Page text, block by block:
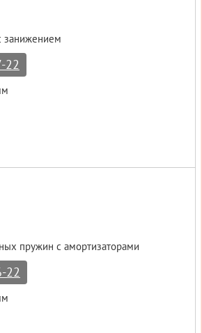
занижением
22
пружин с амортизаторами
22